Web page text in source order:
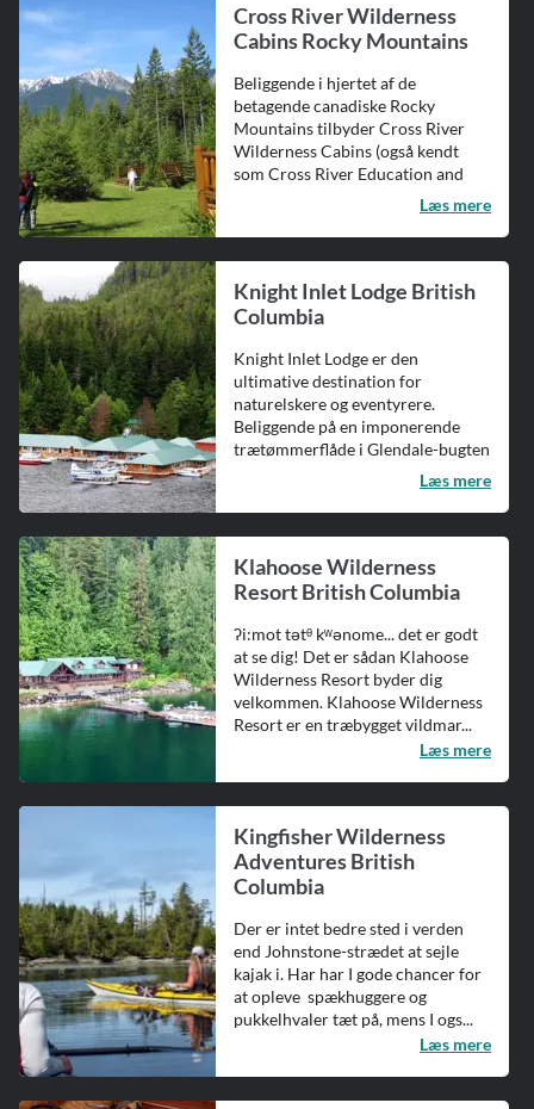
Cross River Wilderness
Cabins Rocky Mountains
Beliggende i hjertet af de
betagende canadiske Rocky
Mountains tilbyder Cross River
Wilderness Cabins (også kendt
som Cross River Education and
Læs mere
Knight Inlet Lodge British
Columbia
Knight Inlet Lodge er den
ultimative destination for
naturelskere og eventyrere.
Beliggende på en imponerende
trætømmerflåde i Glendale-bugten
Læs mere
Klahoose Wilderness
Resort British Columbia
ʔi:mot tətᶿ kʷənome... det er godt
at se dig! Det er sådan Klahoose
Wilderness Resort byder dig
velkommen. Klahoose Wilderness
Resort er en træbygget vildmar...
Læs mere
Kingfisher Wilderness
Adventures British
Columbia
Der er intet bedre sted i verden
end Johnstone-strædet at sejle
kajak i. Har har I gode chancer for
at opleve spækhuggere og
pukkelhvaler tæt på, mens I ogs...
Læs mere